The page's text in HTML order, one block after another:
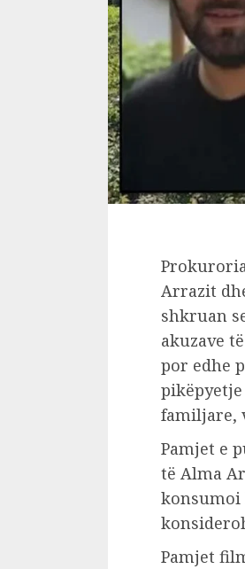
Arrazit
shkruan
akuzave
por edhe
familjare,
Pamjet e
të Alma
konsumoi
Pamjet